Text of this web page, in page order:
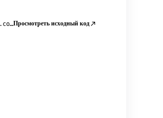
github.com/jivoi/awesome-osintПросмотреть исходный код